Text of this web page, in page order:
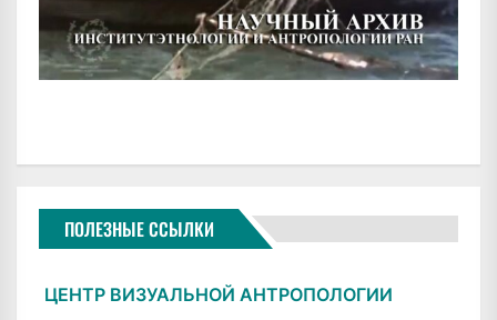
ПОЛЕЗНЫЕ ССЫЛКИ
ЦЕНТР ВИЗУАЛЬНОЙ АНТРОПОЛОГИИ